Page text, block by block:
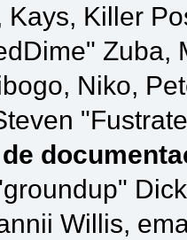
Kays, Killer
Zuba,
Niko,
Willis,